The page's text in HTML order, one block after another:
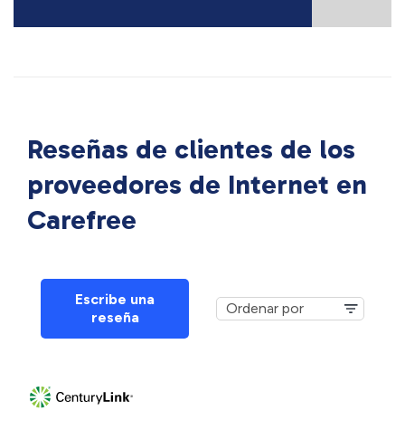
Reseñas de clientes de los
proveedores de Internet en
Carefree
Escribe una
reseña